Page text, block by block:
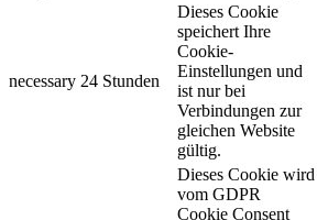
necessary 24 Stunden
Dieses Cookie
speichert Ihre
Cookie-
Einstellungen und
ist nur bei
Verbindungen zur
gleichen Website
gültig.
Dieses Cookie wird
vom GDPR
Cookie Consent